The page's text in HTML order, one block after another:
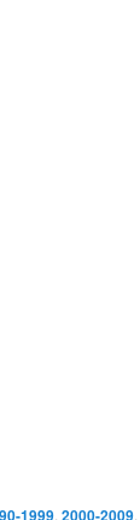
1999, 2000-2009,